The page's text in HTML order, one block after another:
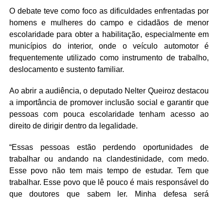
O debate teve como foco as dificuldades enfrentadas por
homens e mulheres do campo e cidadãos de menor
escolaridade para obter a habilitação, especialmente em
municípios do interior, onde o veículo automotor é
frequentemente utilizado como instrumento de trabalho,
deslocamento e sustento familiar.
Ao abrir a audiência, o deputado Nelter Queiroz destacou
a importância de promover inclusão social e garantir que
pessoas com pouca escolaridade tenham acesso ao
direito de dirigir dentro da legalidade.
“Essas pessoas estão perdendo oportunidades de
trabalhar ou andando na clandestinidade, com medo.
Esse povo não tem mais tempo de estudar. Tem que
trabalhar. Esse povo que lê pouco é mais responsável do
que doutores que sabem ler. Minha defesa será